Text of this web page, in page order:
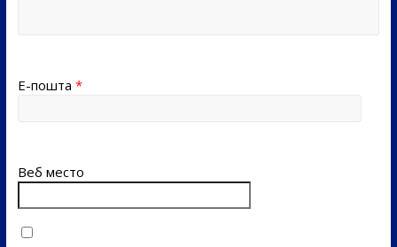
Е-пошта *
Веб место